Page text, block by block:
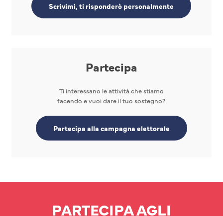
Scrivimi, ti risponderò personalmente
Partecipa
Ti interessano le attività che stiamo
facendo e vuoi dare il tuo sostegno?
Partecipa alla campagna elettorale
PARTECIPA AGLI